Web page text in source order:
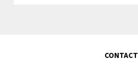
CONTACT